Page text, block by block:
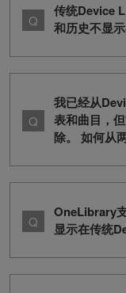
传统Device
和历史不显
我已经从
表和曲目，
除。 如何从
OneLibrary
显示在传统